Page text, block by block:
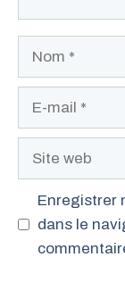
Site
Enregistrer
dans le